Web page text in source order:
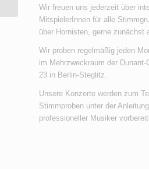
Wir freuen uns jederzeit über
MitspielerInnen für alle
über Hornisten, gerne zunächst
Wir proben regelmäßig jeden
im Mehrzweckraum der
23 in Berlin-Steglitz.
Unsere Konzerte werden zum
Stimmproben unter der
professioneller Musiker